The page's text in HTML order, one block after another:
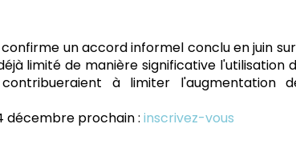
un accord informel conclu en juin
limité de manière significative l'utilisation
à limiter l'augmentation
décembre prochain : inscrivez-vous